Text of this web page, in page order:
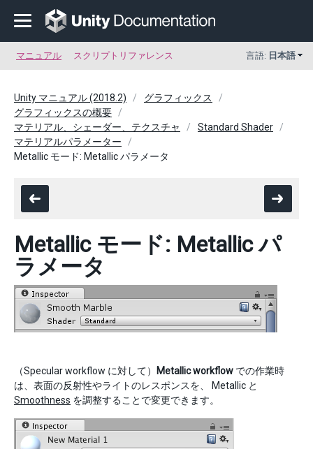
マニュアル スクリプトリファレンス 言語: 日本語
Unity マニュアル (2018.2)
グラフィックス
グラフィックスの概要
マテリアル、シェーダー、テクスチャ
Standard Shader
マテリアルパラメーター
Metallic モード: Metallic パラメータ
Metallic モード: Metallic パ
ラメータ
（Specular workflow に対して） Metallic workflow での作業時
は、表面の反射性やライトのレスポンスを、 Metallic と
Smoothness を調整することで変更できます。